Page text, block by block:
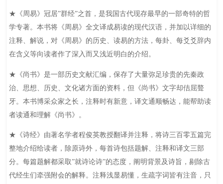
★《周易》冠居”群经”之首，是我国古代现存最早的一部奇特的哲
学专著。本书将《周易》全文译成易读的现代汉语，并加以详细的
注释、解说，对《周易》的历史、读易的方法，每卦、每爻爻辞内
在含义等向读者作了深入而又浅近明白的介绍。
★《尚书》是一部历史文献汇编，保存了大量弥足珍贵的先秦政
治、思想、历史、文化诸方面的资料，但《尚书》文字却佶屈聱
牙。本书博采众家之长，注释时有新意，译文通顺畅达，能帮助读
者读通和理解《尚书》。
★《诗经》由著名学者程俊英教授翻译并注释，将诗三百零五篇完
整地介绍给读者，除原诗外，每首诗包括题解、注释和译文三部
分。每篇题解都采取”就诗论诗”的态度，阐明背景及诗旨，剔除古
代经生们牵强附会的解释。注释浅显易懂，生疏字词皆有注音，只